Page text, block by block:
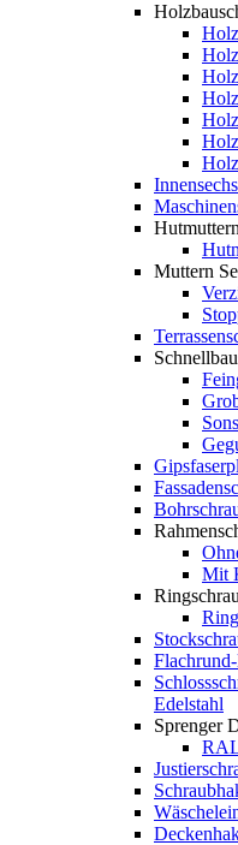
Muttern
Mit
Edelstahl
Sprenger